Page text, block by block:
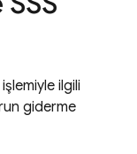
ilgili
giderme